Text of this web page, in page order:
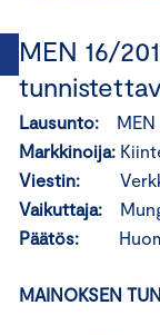
MEN 16/
Lausunto: MEN
Markkinoija:
Viestin:
Vaikuttaja:
Päätös:
MAINOKSEN